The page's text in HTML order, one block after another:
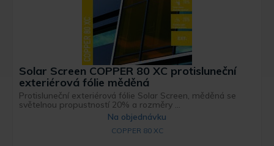
Solar Screen COPPER 80 XC protisluneční
exteriérová fólie měděná
Protisluneční exteriérová fólie Solar Screen, měděná se
světelnou propustností 20% a rozměry ...
Na objednávku
COPPER 80 XC